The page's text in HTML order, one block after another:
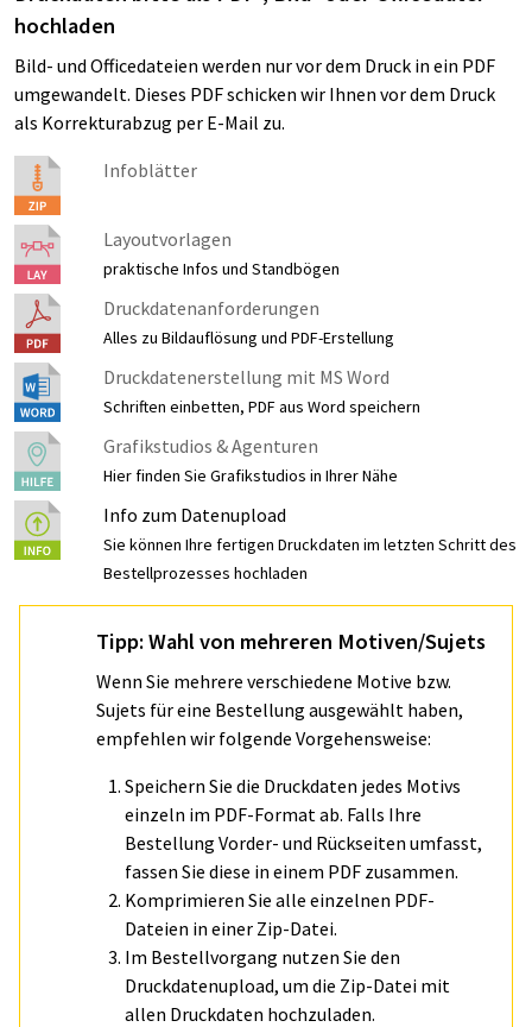
hochladen
Bild- und Officedateien werden nur vor dem Druck in ein PDF
umgewandelt. Dieses PDF schicken wir Ihnen vor dem Druck
als Korrekturabzug per E-Mail zu.
Infoblätter
Layoutvorlagen
praktische Infos und Standbögen
Druckdatenanforderungen
Alles zu Bildauflösung und PDF-Erstellung
Druckdatenerstellung mit MS Word
Schriften einbetten, PDF aus Word speichern
Grafikstudios & Agenturen
Hier finden Sie Grafikstudios in Ihrer Nähe
Info zum Datenupload
Sie können Ihre fertigen Druckdaten im letzten Schritt des
Bestellprozesses hochladen
Tipp: Wahl von mehreren Motiven/Sujets
Wenn Sie mehrere verschiedene Motive bzw.
Sujets für eine Bestellung ausgewählt haben,
empfehlen wir folgende Vorgehensweise:
Speichern Sie die Druckdaten jedes Motivs
einzeln im PDF-Format ab. Falls Ihre
Bestellung Vorder- und Rückseiten umfasst,
fassen Sie diese in einem PDF zusammen.
Komprimieren Sie alle einzelnen PDF-
Dateien in einer Zip-Datei.
Im Bestellvorgang nutzen Sie den
Druckdatenupload, um die Zip-Datei mit
allen Druckdaten hochzuladen.